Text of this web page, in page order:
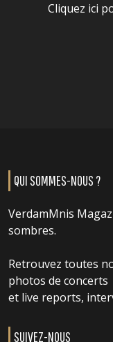
Cliquez ici
QUI SOMMES-NOUS ?
VerdamMnis
sombres.
Retrouvez toutes
photos de concerts
et live reports,
SUIVEZ-NOUS